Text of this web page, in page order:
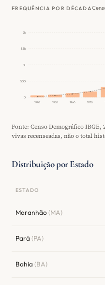
FREQUÊNCIA POR DÉCADA
0
500
1k
1.5k
2k
1940 1950 1960 1970
Fonte: Censo Demográfico IBGE,
vivas recenseadas, não o total
Distribuição por Estado
ESTADO
Maranhão(MA)
Pará (PA)
Bahia (BA)